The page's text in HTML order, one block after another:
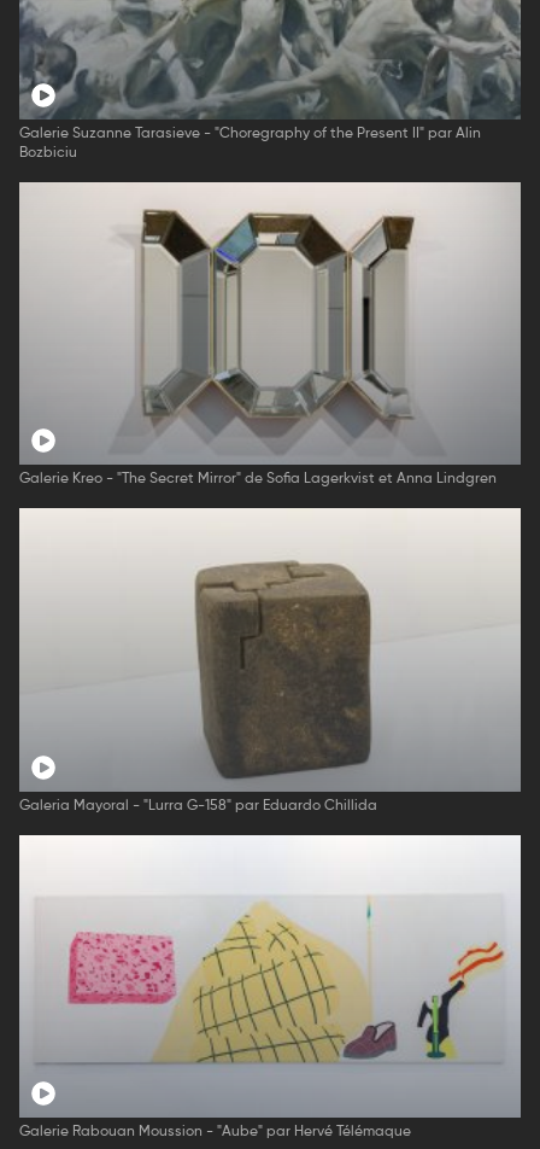
Galerie Suzanne Tarasieve - "Choregraphy of the Present II" par Alin
Bozbiciu
Galerie Kreo - "The Secret Mirror" de Sofia Lagerkvist et Anna Lindgren
Galeria Mayoral - "Lurra G-158" par Eduardo Chillida
Galerie Rabouan Moussion - "Aube" par Hervé Télémaque